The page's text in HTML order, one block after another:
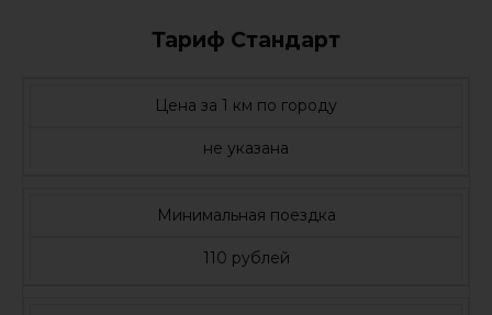
Тариф Стандарт
Цена за 1 км по городу
не указана
Минимальная поездка
110 рублей